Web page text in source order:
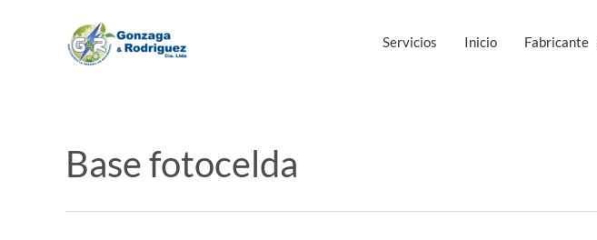
Servicios Inicio Fabricante
Base fotocelda